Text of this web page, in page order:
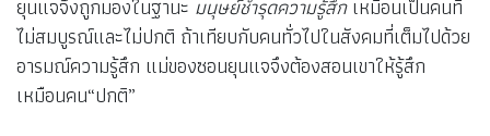
ยุนแจจึงถูกมองในฐานะ มนุษย์ชำรุดความรู้สึกเหมือนเป็นคนที่
ไม่สมบูรณ์และไม่ปกติ ถ้าเทียบกับคนทั่วไปในสังคมที่เต็มไปด้วย
อารมณ์ความรู้สึก แม่ของซอนยุนแจจึงต้องสอนเขาให้รู้สึก
เหมือนคน“ปกติ”